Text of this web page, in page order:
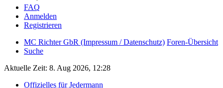
FAQ
Anmelden
Registrieren
MC Richter GbR (Impressum / Datenschutz) Foren-Übersicht
Suche
Aktuelle Zeit: 8. Aug 2026, 12:28
Offizielles für Jedermann